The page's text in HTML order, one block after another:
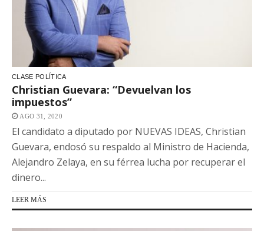
CLASE POLÍTICA
Christian Guevara: “Devuelvan los
impuestos”
AGO 31, 2020
El candidato a diputado por NUEVAS IDEAS, Christian
Guevara, endosó su respaldo al Ministro de Hacienda,
Alejandro Zelaya, en su férrea lucha por recuperar el
dinero...
LEER MÁS